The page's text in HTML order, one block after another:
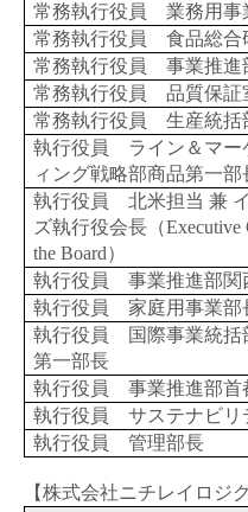
常務執行役員 業務用事
常務執行役員 食品総合
常務執行役員 事業推進
常務執行役員 品質保証
常務執行役員 生産統括
執行役員 ライン＆マー
ィング戦略部商品第一部
執行役員 北米担当 兼
ズ執行役会長（Executive
the Board）
執行役員 事業推進部関
執行役員 家庭用事業部
執行役員 国際事業統括
第一部長
執行役員 事業推進部首
執行役員 サステナビリ
執行役員 管理部長
【株式会社ニチレイロジ